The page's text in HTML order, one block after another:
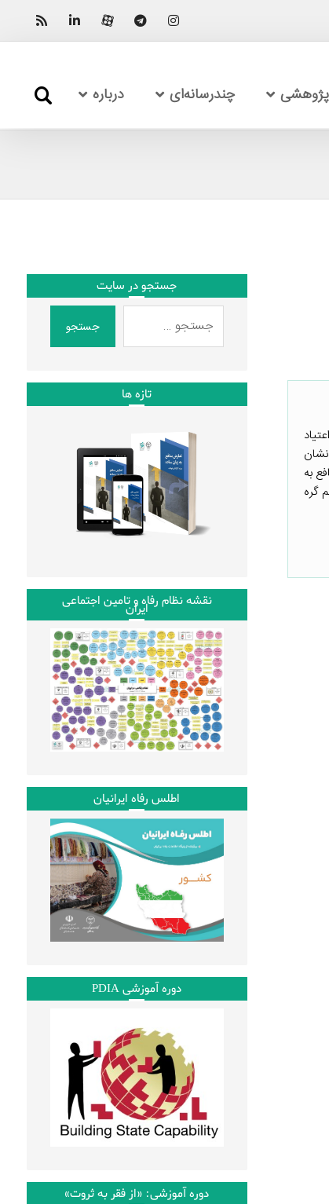
چندرسانه‌ای درباره
به
گره
جستجو در سایت
جستجو
تازه ها
نقشه نظام رفاه و تامین اجتماعی
ایران
اطلس رفاه ایرانیان
دوره آموزشی PDIA
دوره آموزشی: «از فقر به ثروت»